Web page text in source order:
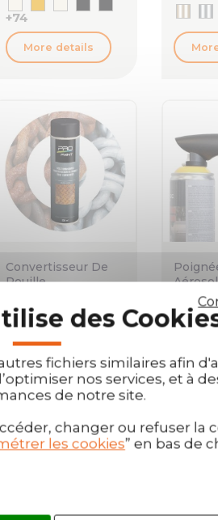
+74
More details
Convertisseur De
Rouille
More details
Aérosol
des
fichiers similaires afin
nos services, et à
de notre site.
changer ou refuser la
les cookies” en bas de